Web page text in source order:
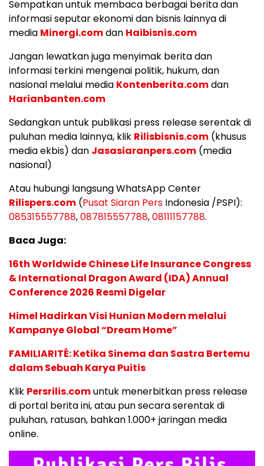
Sempatkan untuk membaca berbagai berita dan
informasi seputar ekonomi dan bisnis lainnya di
media Minergi.comdan Haibisnis.com
Jangan lewatkan juga menyimak berita dan
informasi terkini mengenai politik, hukum, dan
nasional melalui media Kontenberita.comdan
Harianbanten.com
Sedangkan untuk publikasi press release serentak di
puluhan media lainnya, klik Rilisbisnis.com (khusus
media ekbis) dan Jasasiaranpers.com (media
nasional)
Atau hubungi langsung WhatsApp Center
Rilispers.com (Pusat Siaran Pers Indonesia /PSPI):
085315557788,087815557788,08111157788.
Baca Juga:
16th Worldwide Chinese Life Insurance Congress
& International Dragon Award (IDA) Annual
Conference 2026 Resmi Digelar
Himel Hadirkan Visi Hunian Modern melalui
Kampanye Global “Dream Home”
FAMILIARITÉ: Ketika Sinema dan Sastra Bertemu
dalam Sebuah Karya Puitis
Klik Persrilis.comuntuk menerbitkan press release
di portal berita ini, atau pun secara serentak di
puluhan, ratusan, bahkan 1.000+ jaringan media
online.